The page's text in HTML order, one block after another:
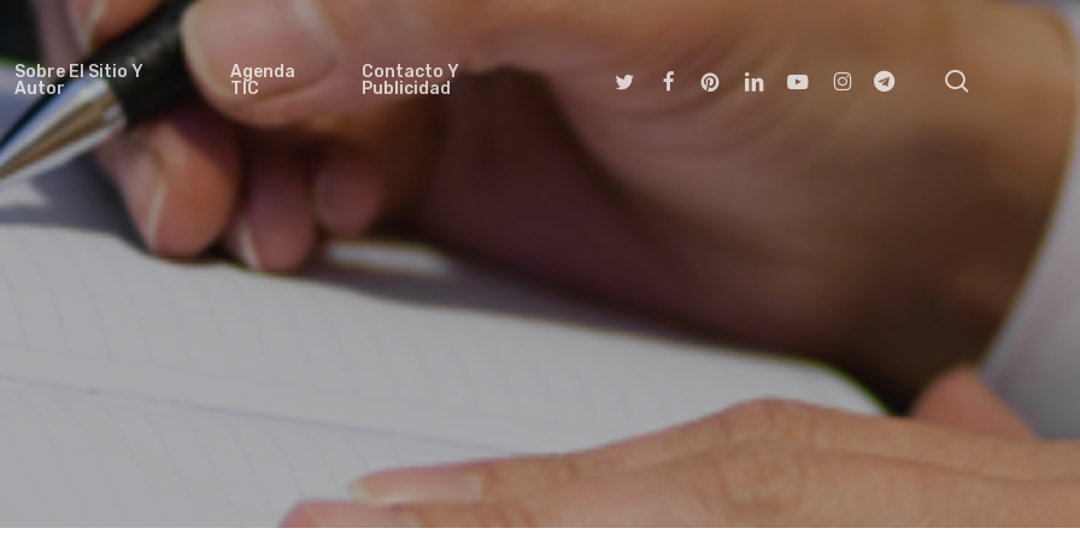
Sobre El Sitio Y
Autor
Agenda
TIC
Contacto Y
Publicidad
TwitterFacebookPinterestLinkedinYoutubeInstagramTelegram